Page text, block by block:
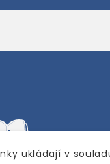
ukládají v